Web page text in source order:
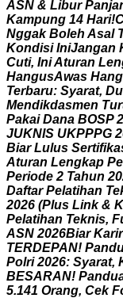
ASN & Libur Panja
Kampung 14 Hari!
Nggak Boleh Asal
Kondisi IniJangan
Cuti, IniAturan Len
HangusAwas Hang
Terbaru: Syarat, Du
Mendikdasmen Tur
Pakai Dana BOSP 2
JUKNIS UKPPPG 2
Biar Lulus Sertifika
Aturan Lengkap Pe
Periode 2 Tahun 20
Daftar Pelatihan Te
2026 (Plus Link & K
Pelatihan Teknis, F
ASN 2026Biar Karir
TERDEPAN! Pand
Polri 2026: Syarat,
BESARAN! Pandu
5.141 Orang, Cek F